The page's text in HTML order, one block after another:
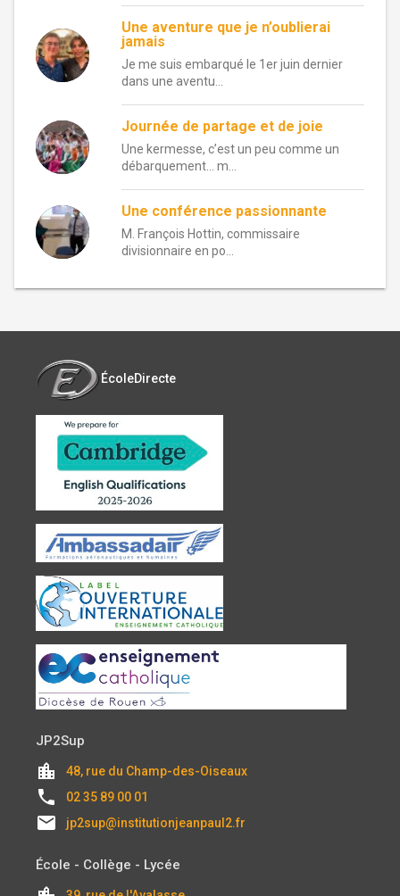
Une aventure que je n’oublierai
jamais
Je me suis embarqué le 1er juin dernier
dans une aventu...
Journée de partage et de joie
Une kermesse, c’est un peu comme un
débarquement… m...
Une conférence passionnante
M. François Hottin, commissaire
divisionnaire en po...
ÉcoleDirecte
JP2Sup
location_city 48, rue du Champ-des-Oiseaux
local_phone 02 35 89 00 01
email jp2sup@institutionjeanpaul2.fr
École - Collège - Lycée